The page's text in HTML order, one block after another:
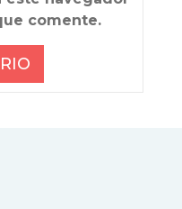
comente.